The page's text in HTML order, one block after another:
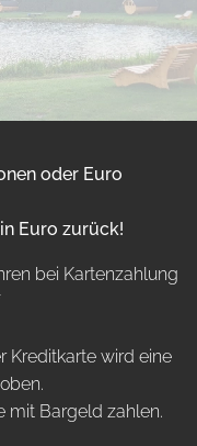
oder Euro
Euro zurück!
bei Kartenzahlung
Kreditkarte wird eine
mit Bargeld zahlen.